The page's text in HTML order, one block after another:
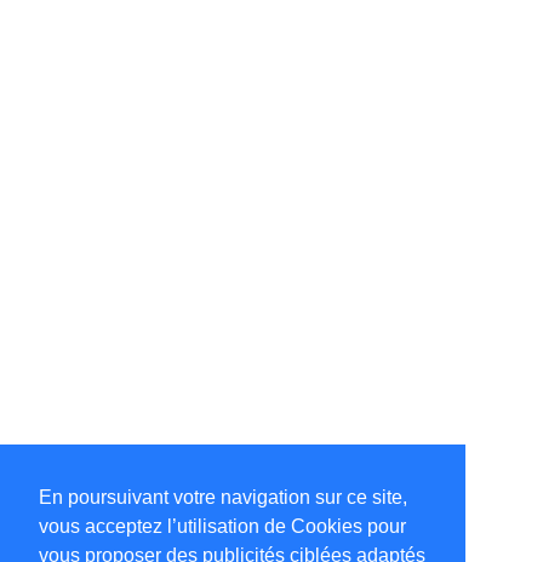
En poursuivant votre navigation sur ce site,
vous acceptez l’utilisation de Cookies pour
vous proposer des publicités ciblées adaptés